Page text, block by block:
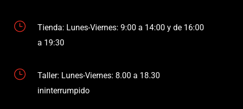
}
Tienda: Lunes-Viernes: 9:00 a 14:00 y de 16:00
a 19:30
}
Taller: Lunes-Viernes: 8.00 a 18.30
ininterrumpido